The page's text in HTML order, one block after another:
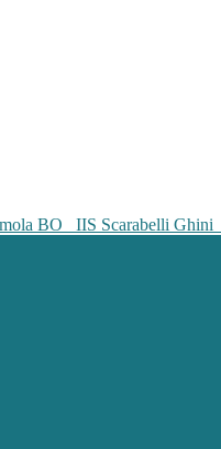
IIS Scarabelli Ghini